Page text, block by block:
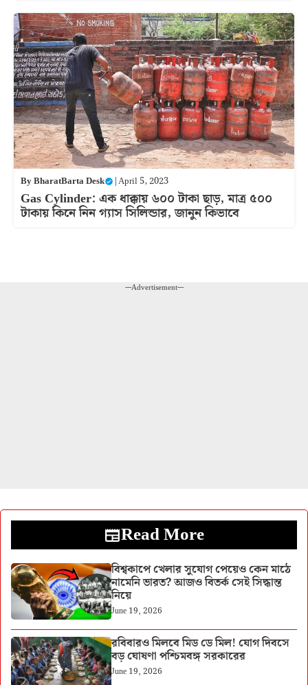
ByBharatBarta Desk |April 5, 2023
Gas Cylinder: এক ধাক্কায় ৬০০ টাকা ছাড়, মাত্র ৫০০
টাকায় কিনে নিন গ্যাস সিলিন্ডার, জানুন কিভাবে
---Advertisement---
Read More
বিশ্বকাপে খেলার সুযোগ পেয়েও কেন মাঠে
নামেনি ভারত? আজও বিতর্ক সেই সিদ্ধান্ত
নিয়ে
June 19, 2026
রবিবারও মিলবে মিড ডে মিল! যোগ দিবসে
বড় ঘোষণা পশ্চিমবঙ্গ সরকারের
June 19, 2026